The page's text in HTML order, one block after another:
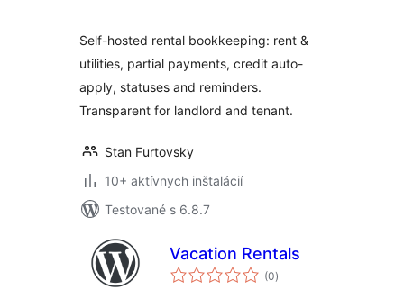
Self-hosted rental bookkeeping: rent &
utilities, partial payments, credit auto-
apply, statuses and reminders.
Transparent for landlord and tenant.
Stan Furtovsky
10+ aktívnych inštalácií
Testované s 6.8.7
Vacation Rentals
(0celkové
hodnotenie
)